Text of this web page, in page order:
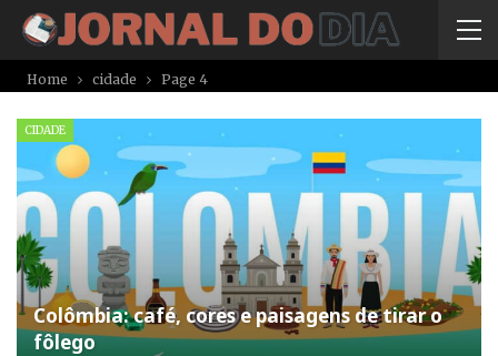
Home cidade Page 4
CIDADE
Colômbia: café, cores e paisagens de tirar o
fôlego